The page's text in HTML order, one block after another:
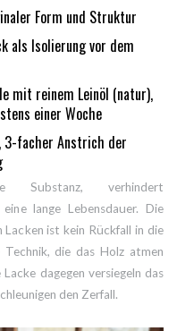
Form und Struktur
als Isolierung vor dem
mit reinem Leinöl (natur),
einer Woche
3-facher Anstrich der
verhindert
lange Lebensdauer. Die
ist kein Rückfall in die
Technik, die das Holz atmen
dagegen versiegeln das
den Zerfall.